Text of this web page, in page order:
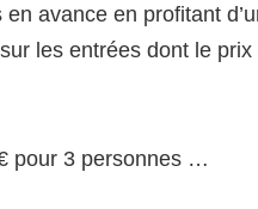
avance en profitant
les entrées dont le prix
pour 3 personnes …